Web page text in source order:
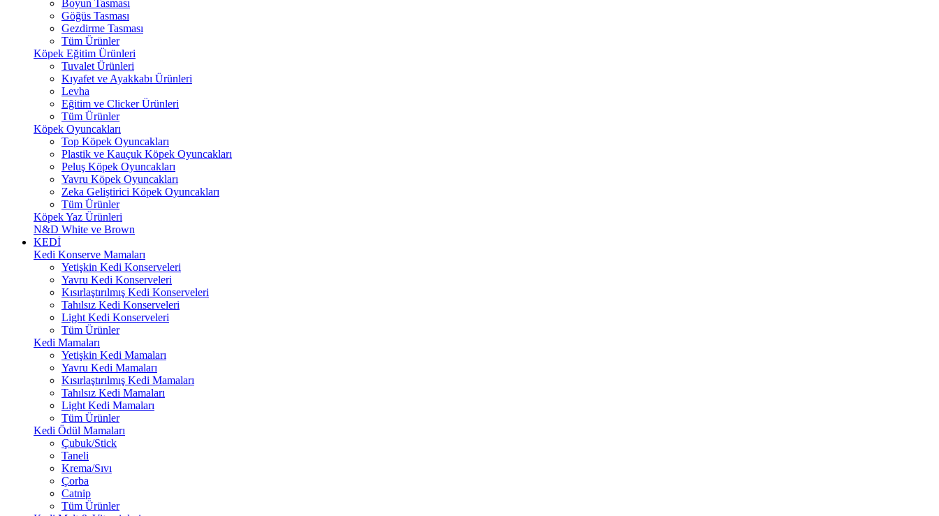
Boyun Tasması
Göğüs Tasması
Gezdirme Tasması
Tüm Ürünler
Köpek Eğitim Ürünleri
Tuvalet Ürünleri
Kıyafet ve Ayakkabı Ürünleri
Levha
Eğitim ve Clicker Ürünleri
Tüm Ürünler
Köpek Oyuncakları
Top Köpek Oyuncakları
Plastik ve Kauçuk Köpek Oyuncakları
Peluş Köpek Oyuncakları
Yavru Köpek Oyuncakları
Zeka Geliştirici Köpek Oyuncakları
Tüm Ürünler
Köpek Yaz Ürünleri
N&D White ve Brown
KEDİ
Kedi Konserve Mamaları
Yetişkin Kedi Konserveleri
Yavru Kedi Konserveleri
Kısırlaştırılmış Kedi Konserveleri
Tahılsız Kedi Konserveleri
Light Kedi Konserveleri
Tüm Ürünler
Kedi Mamaları
Yetişkin Kedi Mamaları
Yavru Kedi Mamaları
Kısırlaştırılmış Kedi Mamaları
Tahılsız Kedi Mamaları
Light Kedi Mamaları
Tüm Ürünler
Kedi Ödül Mamaları
Çubuk/Stick
Taneli
Krema/Sıvı
Çorba
Catnip
Tüm Ürünler